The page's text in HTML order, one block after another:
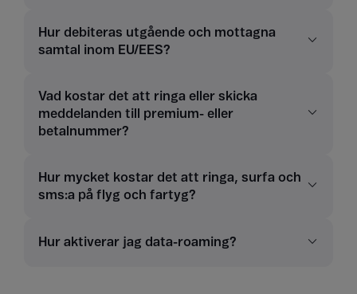
Hur debiteras utgående och mottagna
samtal inom EU/EES?
Vad kostar det att ringa eller skicka
meddelanden till premium- eller
betalnummer?
Hur mycket kostar det att ringa, surfa och
sms:a på flyg och fartyg?
Hur aktiverar jag data-roaming?